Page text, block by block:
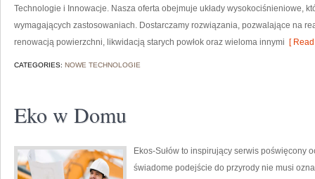
Technologie i Innowacje. Nasza oferta obejmuje układy wysokociśnieniowe,
wymagających zastosowaniach. Dostarczamy rozwiązania, pozwalające na
renowacją powierzchni, likwidacją starych powłok oraz wieloma innymi [
CATEGORIES: NOWE TECHNOLOGIE
Eko w Domu
Ekos-Sułów to inspirujący serwis poświęcony
świadome podejście do przyrody nie musi